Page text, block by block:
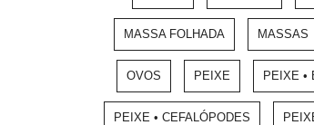
MASSA FOLHADA MASSAS
OVOS PEIXE PEIXE •
PEIXE • CEFALÓPODES